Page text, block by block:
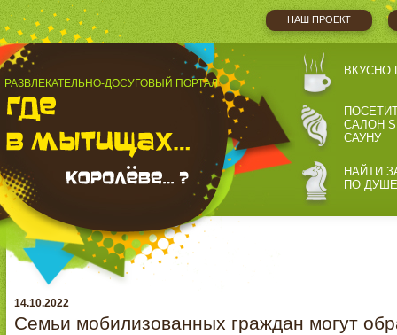
НАШ ПРОЕКТ
РАЗВЛЕКАТЕЛЬНО-ДОСУГОВЫЙ ПОРТАЛ
ВКУСНО
САЛОН
САУНУ
НАЙТИ
ПО ДУШЕ
14.10.2022
Семьи мобилизованных граждан могут